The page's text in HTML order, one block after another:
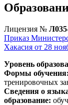
Лицензия №
Приказ
Хакасия от 28
Уровень
Формы обучения:
тренировочных
Сведения о
образование: